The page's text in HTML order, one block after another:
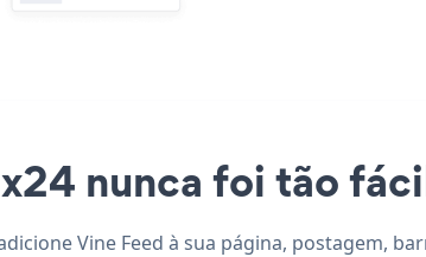
nunca foi tão
Vine Feed à sua página, postagem,